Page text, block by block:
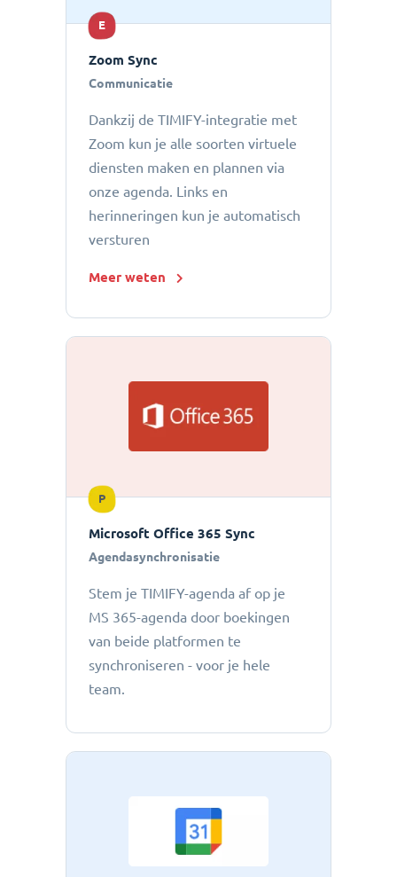
E
Zoom Sync
Communicatie
Dankzij de TIMIFY-integratie met
Zoom kun je alle soorten virtuele
diensten maken en plannen via
onze agenda. Links en
herinneringen kun je automatisch
versturen
Meer weten
P
Microsoft Office 365 Sync
Agendasynchronisatie
Stem je TIMIFY-agenda af op je
MS 365-agenda door boekingen
van beide platformen te
synchroniseren - voor je hele
team.